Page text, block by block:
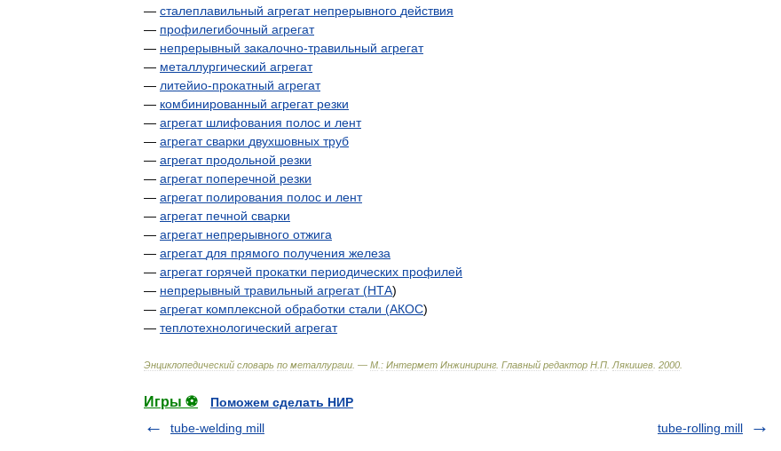
— сталеплавильный агрегат непрерывного действия
— профилегибочный агрегат
— непрерывный закалочно-травильный агрегат
— металлургический агрегат
— литейио-прокатный агрегат
— комбинированный агрегат резки
— агрегат шлифования полос и лент
— агрегат сварки двухшовных труб
— агрегат продольной резки
— агрегат поперечной резки
— агрегат полирования полос и лент
— агрегат печной сварки
— агрегат непрерывного отжига
— агрегат для прямого получения железа
— агрегат горячей прокатки периодических профилей
— непрерывный травильный агрегат(НТА)
— агрегат комплексной обработки стали (АКОС)
— теплотехнологический агрегат
Энциклопедический словарь по металлургии . — М : Интермет Инжиниринг Главный редактор Н П Лякишев 2000
Игры ⚽
Поможем сделать НИР
tube-welding mill
tube-rolling mill